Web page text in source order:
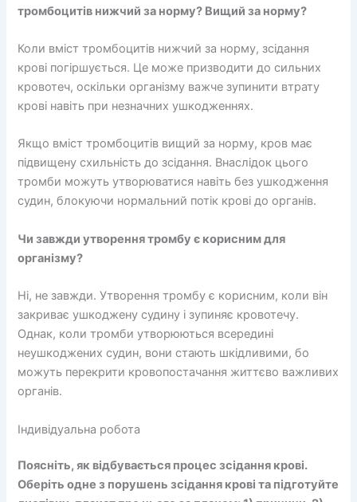
тромбоцитів нижчий за норму? Вищий за норму?
Коли вміст тромбоцитів нижчий за норму, зсідання
крові погіршується. Це може призводити до сильних
кровотеч, оскільки організму важче зупинити втрату
крові навіть при незначних ушкодженнях.
Якщо вміст тромбоцитів вищий за норму, кров має
підвищену схильність до зсідання. Внаслідок цього
тромби можуть утворюватися навіть без ушкодження
судин, блокуючи нормальний потік крові до органів.
Чи завжди утворення тромбу є корисним для
організму?
Ні, не завжди. Утворення тромбу є корисним, коли він
закриває ушкоджену судину і зупиняє кровотечу.
Однак, коли тромби утворюються всередині
неушкоджених судин, вони стають шкідливими, бо
можуть перекрити кровопостачання життєво важливих
органів.
Індивідуальна робота
Поясніть, як відбувається процес зсідання крові.
Оберіть одне з порушень зсідання крові та підготуйте